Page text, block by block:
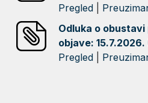
Pregled
Odluka o
objave: 15.7.2026.
Pregled